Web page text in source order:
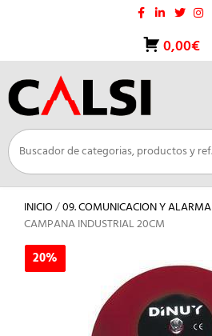
0,00€
INICIO/09. COMUNICACION Y ALARMA
CAMPANA INDUSTRIAL 20CM
20%
20%